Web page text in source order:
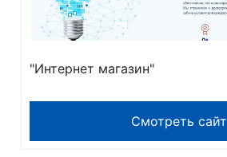
"Интернет магазин"
Смотреть сайт